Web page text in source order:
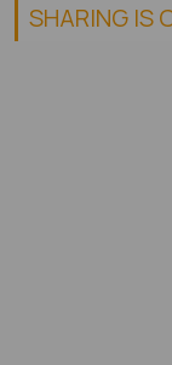
SHARING IS